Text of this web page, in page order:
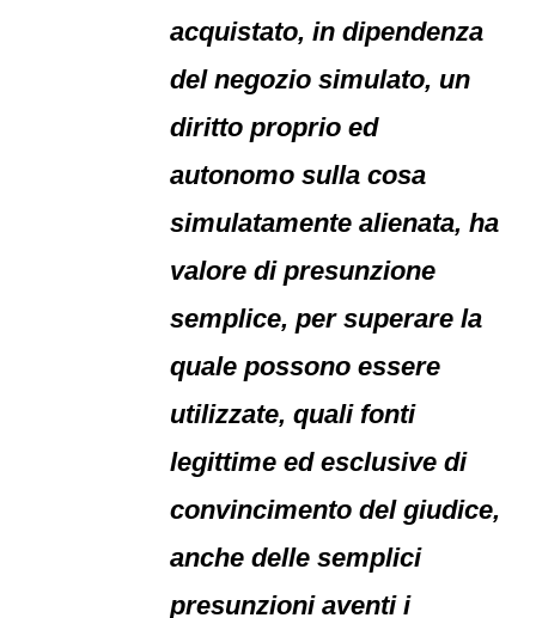
acquistato, in dipendenza
del negozio simulato, un
diritto proprio ed
autonomo sulla cosa
simulatamente alienata, ha
valore di presunzione
semplice, per superare la
quale possono essere
utilizzate, quali fonti
legittime ed esclusive di
convincimento del giudice,
anche delle semplici
presunzioni aventi i